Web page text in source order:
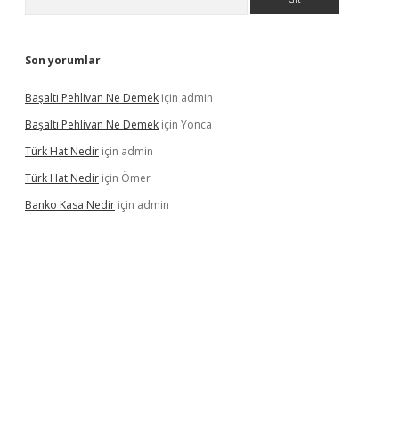
Son yorumlar
Başaltı Pehlivan Ne Demek için admin
Başaltı Pehlivan Ne Demek için Yonca
Türk Hat Nedir için admin
Türk Hat Nedir için Ömer
Banko Kasa Nedir için admin